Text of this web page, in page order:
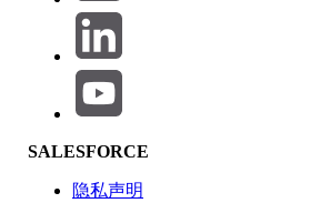
产品区域
功能影响
SALESFORCE
隐私声明